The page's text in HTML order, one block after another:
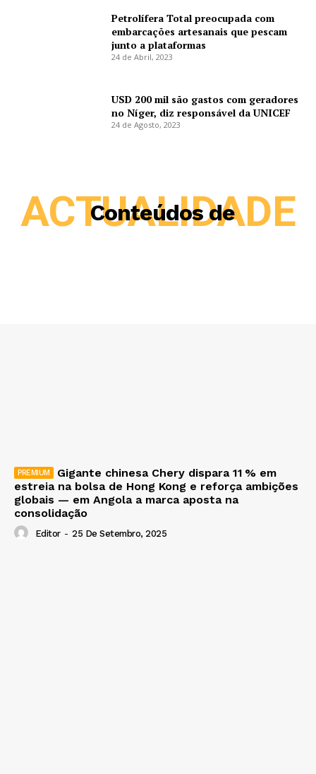
Petrolífera Total preocupada com
embarcações artesanais que pescam
junto a plataformas
24 de Abril, 2023
USD 200 mil são gastos com geradores
no Níger, diz responsável da UNICEF
24 de Agosto, 2023
Conteúdos de
ACTUALIDADE
Gigante chinesa Chery dispara 11 % em
estreia na bolsa de Hong Kong e reforça ambições
globais — em Angola a marca aposta na
consolidação
Editor - 25 De Setembro, 2025